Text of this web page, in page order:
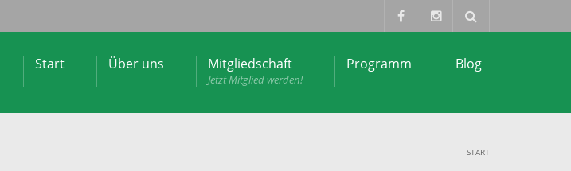
Start Über uns Mitgliedschaft
Jetzt Mitglied werden!
Programm Blog
START